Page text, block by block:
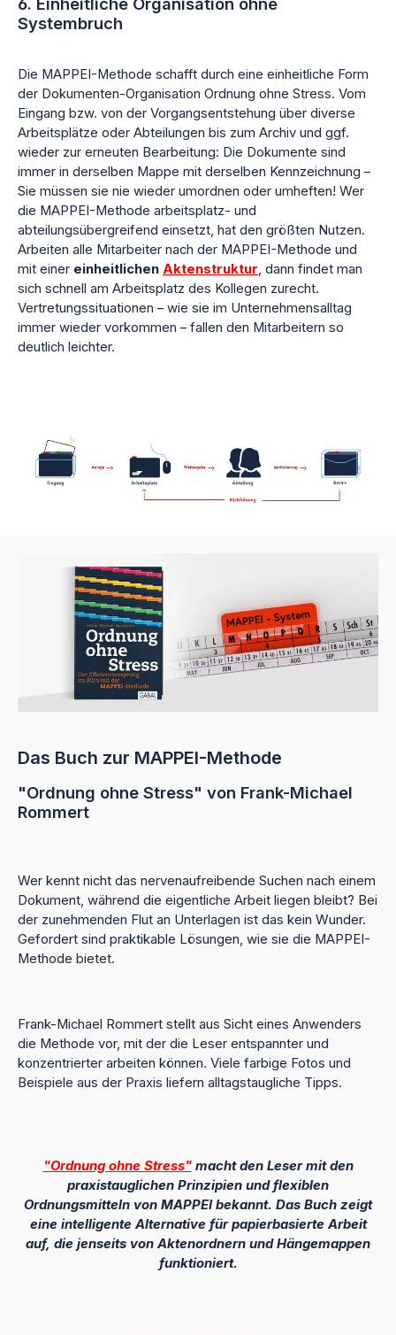
Systembruch
Die MAPPEI-Methode schafft durch eine einheitliche Form
der Dokumenten-Organisation Ordnung ohne Stress. Vom
Eingang bzw. von der Vorgangsentstehung über diverse
Arbeitsplätze oder Abteilungen bis zum Archiv und ggf.
wieder zur erneuten Bearbeitung: Die Dokumente sind
immer in derselben Mappe mit derselben Kennzeichnung –
Sie müssen sie nie wieder umordnen oder umheften! Wer
die MAPPEI-Methode arbeitsplatz- und
abteilungsübergreifend einsetzt, hat den größten Nutzen.
Arbeiten alle Mitarbeiter nach der MAPPEI-Methode und
mit einer einheitlichen Aktenstruktur , dann findet man
sich schnell am Arbeitsplatz des Kollegen zurecht.
Vertretungssituationen – wie sie im Unternehmensalltag
immer wieder vorkommen – fallen den Mitarbeitern so
deutlich leichter.
Das Buch zur MAPPEI-Methode
"Ordnung ohne Stress" von Frank-Michael
Rommert
Wer kennt nicht das nervenaufreibende Suchen nach einem
Dokument, während die eigentliche Arbeit liegen bleibt? Bei
der zunehmenden Flut an Unterlagen ist das kein Wunder.
Gefordert sind praktikable Lösungen, wie sie die MAPPEI-
Methode bietet.
Frank-Michael Rommert stellt aus Sicht eines Anwenders
die Methode vor, mit der die Leser entspannter und
konzentrierter arbeiten können. Viele farbige Fotos und
Beispiele aus der Praxis liefern alltagstaugliche Tipps.
"Ordnung ohne Stress"macht den Leser mit den
praxistauglichen Prinzipien und flexiblen
Ordnungsmitteln von MAPPEI bekannt. Das Buch zeigt
eine intelligente Alternative für papierbasierte Arbeit
auf, die jenseits von Aktenordnern und Hängemappen
funktioniert.